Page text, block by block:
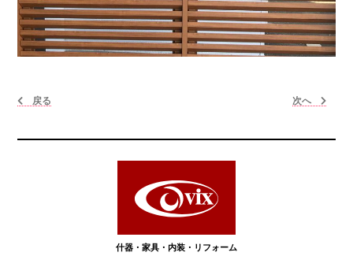
戻る 次へ
什器・家具・内装・リフォーム